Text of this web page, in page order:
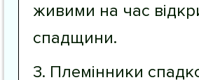
живими на час
спадщини.
3. Племінники